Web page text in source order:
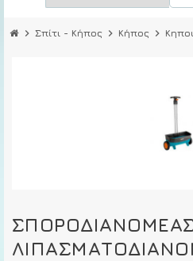
chevron_right Σπίτι - Κήπος chevron_right Κήπος chevron_right